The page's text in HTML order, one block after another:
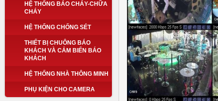
HỆ THỐNG BÁO CHÁY-CHỮA
CHÁY
HỆ THỐNG CHỐNG SÉT
THIẾT BỊ CHUÔNG BÁO
KHÁCH VÀ CẢM BIẾN BÁO
KHÁCH
HỆ THỐNG NHÀ THÔNG MINH
PHỤ KIỆN CHO CAMERA